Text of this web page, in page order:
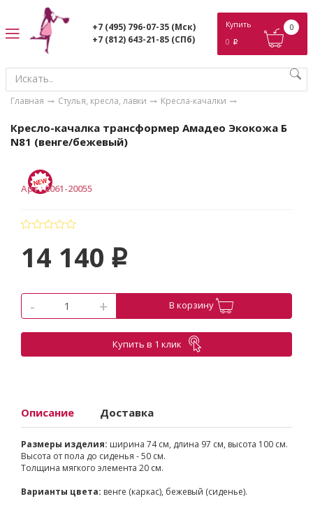
+7 (495) 796-07-35 (Мск)
+7 (812) 643-21-85 (СПб)
Купить
0 p
0
Главная Стулья, кресла, лавки Кресла-качалки
Кресло-качалка трансформер Амадео Экокожа Б
N81 (венге/бежевый)
Арт.:2061-20055
14 140 p
- + В корзину
Купить в 1 клик
Описание Доставка
Размеры изделия: ширина 74 см, длина 97 см, высота 100 см.
Высота от пола до сиденья - 50 см.
Толщина мягкого элемента 20 см.
Варианты цвета: венге (каркас), бежевый (сиденье).